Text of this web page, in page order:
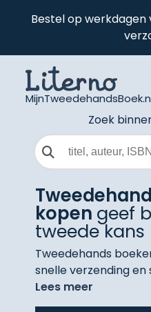
Bestel op werkdagen
Zoek
kopen geef
tweede kans
Tweedehands
snelle verzending
Lees meer